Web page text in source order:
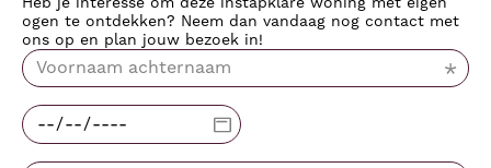
ogen te ontdekken? Neem dan vandaag nog contact met
ons op en plan jouw bezoek in!